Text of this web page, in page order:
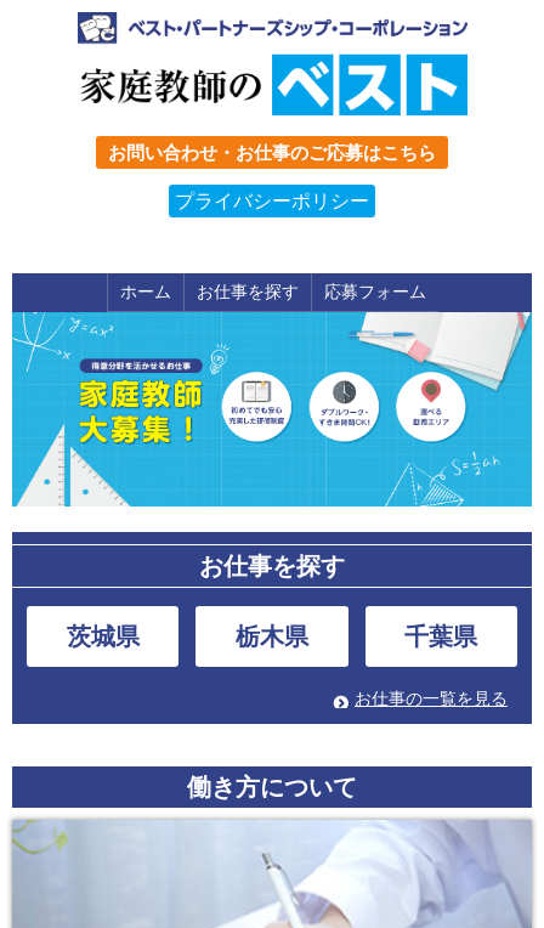
お問い合わせ・お仕事のご応募はこちら
プライバシーポリシー
ホーム お仕事を探す 応募フォーム
お仕事を探す
茨城県 栃木県 千葉県
お仕事の一覧を見る
働き方について